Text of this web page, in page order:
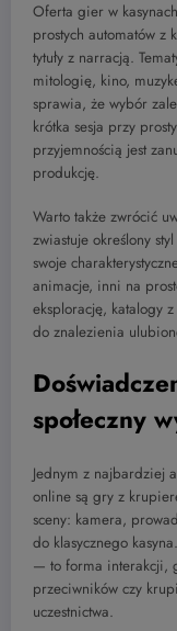
Oferta gier w
prostych automatów z
tytuły z narracją.
mitologię, kino,
sprawia, że wybór
krótka sesja przy
przyjemnością jest
produkcję.
Warto także zwrócić
zwiastuje określony
swoje
animacje, inni na
eksplorację, katalogy
do znalezienia
społeczny
Jednym z najbardziej
online są gry z
sceny: kamera,
do klasycznego
— to forma interakcji,
przeciwników czy
uczestnictwa.